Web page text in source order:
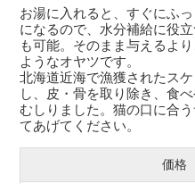
お湯に入れると、すぐにふ
になるので、水分補給に役
も可能。そのまま与えるよ
ようなオヤツです。
北海道近海で漁獲されたス
し、皮・骨を取り除き、食
むしりました。猫の口に合
てあげてください。
価格